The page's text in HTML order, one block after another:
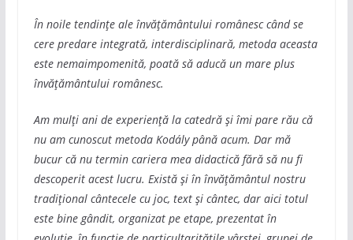
În noile tendințe ale învățământului românesc când se
cere predare integrată, interdisciplinară, metoda aceasta
este nemaimpomenită, poată să aducă un mare plus
învățământului românesc.
Am mulți ani de experiență la catedră și îmi pare rău că
nu am cunoscut metoda Kodály până acum. Dar mă
bucur că nu termin cariera mea didactică fără să nu fi
descoperit acest lucru. Există și în învățământul nostru
tradițional cântecele cu joc, text și cântec, dar aici totul
este bine gândit, organizat pe etape, prezentat în